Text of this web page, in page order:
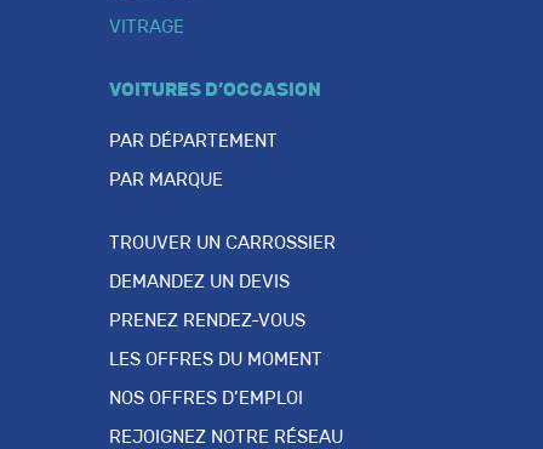
VITRAGE
VOITURES D’OCCASION
PAR DÉPARTEMENT
PAR MARQUE
TROUVER UN CARROSSIER
DEMANDEZ UN DEVIS
PRENEZ RENDEZ-VOUS
LES OFFRES DU MOMENT
NOS OFFRES D’EMPLOI
REJOIGNEZ NOTRE RÉSEAU